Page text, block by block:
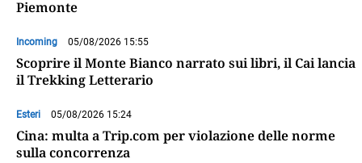
Piemonte
Incoming 05/08/2026 15:55
Scoprire il Monte Bianco narrato sui libri, il Cai lancia
il Trekking Letterario
Esteri 05/08/2026 15:24
Cina: multa a Trip.com per violazione delle norme
sulla concorrenza